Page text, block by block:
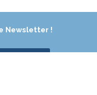
Newsletter !